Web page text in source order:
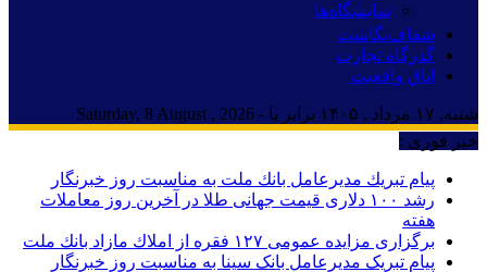
نمایشگاه‌ها
شفاف‌نگاشت
گذرگاه تجارت
اتاق واقعیت
شنبه, ۱۷ مرداد , ۱۴۰۵ برابر با - Saturday, 8 August , 2026
خبر فوری :
پیام تبریك مدیرعامل بانك ملت به مناسبت روز خبرنگار
رشد ۱۰۰ دلاری قیمت جهانی طلا در آخرین روز معاملات
هفته
برگزاری مزایده عمومی ۱۲۷ فقره از املاك مازاد بانك ملت
پیام تبریک مدیرعامل بانک سینا به مناسبت روز خبرنگار